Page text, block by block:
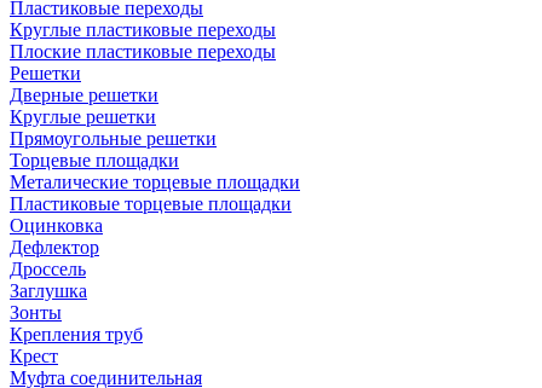
Пластиковые переходы
Круглые пластиковые переходы
Плоские пластиковые переходы
Решетки
Дверные решетки
Круглые решетки
Прямоугольные решетки
Торцевые площадки
Металические торцевые площадки
Пластиковые торцевые площадки
Оцинковка
Дефлектор
Дроссель
Заглушка
Зонты
Крепления труб
Крест
Муфта соединительная